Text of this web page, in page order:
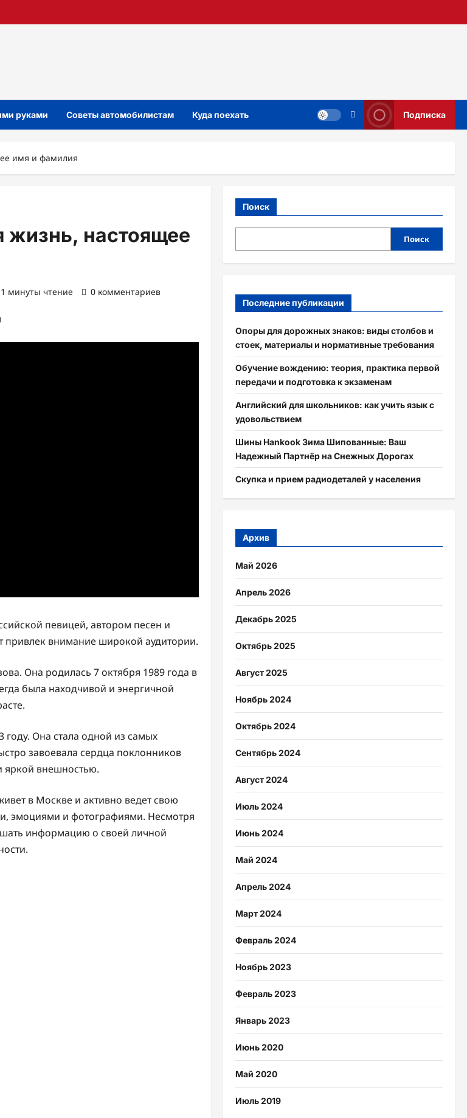
руками Советы автомобилистам Куда поехать Подписка
имя и фамилия
жизнь, настоящее
1 минуты чтение 0 комментариев
певицей, автором песен и
привлек внимание широкой аудитории.
Она родилась 7 октября 1989 года в
была находчивой и энергичной
Она стала одной из самых
завоевала сердца поклонников
яркой внешностью.
в Москве и активно ведет свою
эмоциями и фотографиями. Несмотря
информацию о своей личной
Поиск
Поиск
Последние публикации
Опоры для дорожных знаков: виды столбов и
стоек, материалы и нормативные требования
Обучение вождению: теория, практика первой
передачи и подготовка к экзаменам
Английский для школьников: как учить язык с
удовольствием
Шины Hankook Зима Шипованные: Ваш
Надежный Партнёр на Снежных Дорогах
Скупка и прием радиодеталей у населения
Архив
Май 2026
Апрель 2026
Декабрь 2025
Октябрь 2025
Август 2025
Ноябрь 2024
Октябрь 2024
Сентябрь 2024
Август 2024
Июль 2024
Июнь 2024
Май 2024
Апрель 2024
Март 2024
Февраль 2024
Ноябрь 2023
Февраль 2023
Январь 2023
Июнь 2020
Май 2020
Июль 2019